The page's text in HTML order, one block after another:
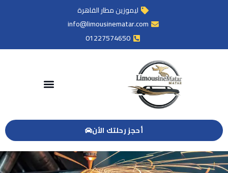
ليموزين مطار القاهرة
info@limousinematar.com
01227574650
أحجز رحلتك الأن